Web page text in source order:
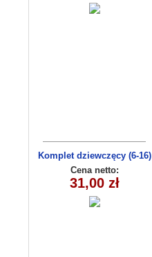
Komplet dziewczęcy (6-16)
9634
Cena netto:
31,00 zł